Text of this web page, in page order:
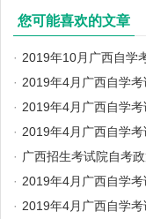
您可能喜欢的文章
· 2019年10月广西自学
· 2019年4月广西自学
· 2019年4月广西自学
· 2019年4月广西自学
· 广西招生考试院自考
· 2019年4月广西自学
· 2019年4月广西自学